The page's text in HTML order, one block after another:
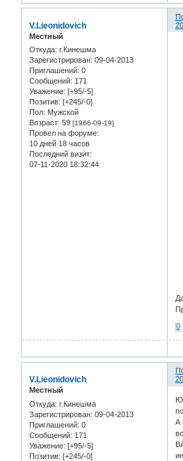
V.Lieonidovich
Местный
Откуда: г.Кинешма
Зарегистрирован: 09-04-2013
Приглашений: 0
Сообщений: 171
Уважение: [+95/-5]
Позитив: [+245/-0]
Пол: Мужской
Возраст: 59 [1966-09-19]
Провел на форуме:
10 дней 18 часов
Последний визит:
07-11-2020 18:32:44
0
V.Lieonidovich
Местный
Откуда: г.Кинешма
Зарегистрирован: 09-04-2013
Приглашений: 0
Сообщений: 171
Уважение: [+95/-5]
Позитив: [+245/-0]
А